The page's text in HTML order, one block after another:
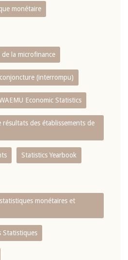
monétaire
la microfinance
(interrompu)
Economic Statistics
résultats des établissements de
Statistics Yearbook
monétaires et
Statistiques